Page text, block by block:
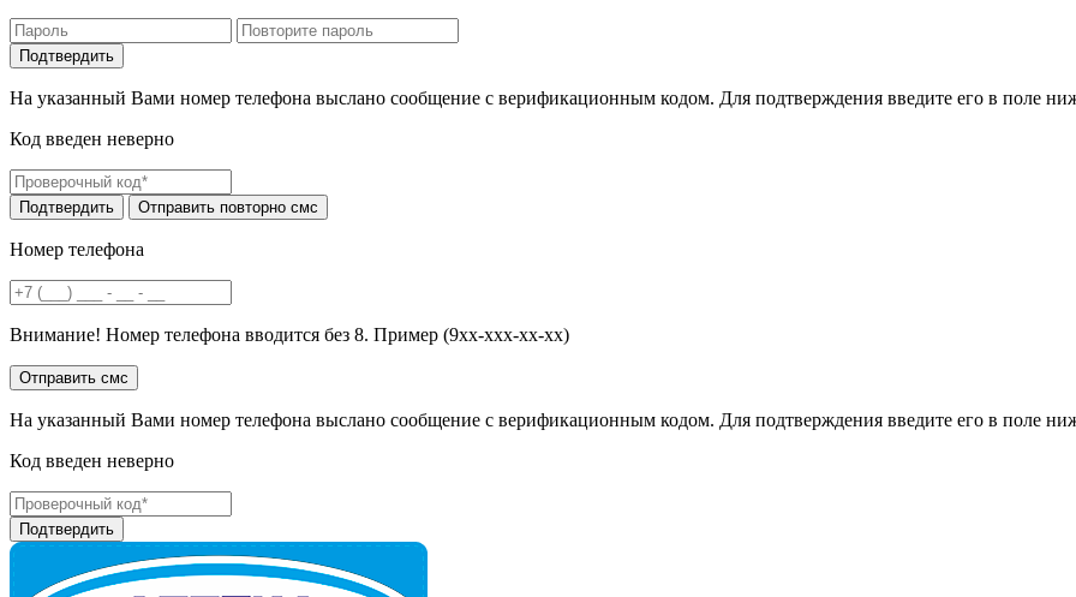
На указанный Вами номер телефона выслано сообщение с верификационным кодом. Для подтверждения введите его в поле
Код введен неверно
Номер телефона
Внимание! Номер телефона вводится без 8. Пример (9хх-ххх-хх-хх)
На указанный Вами номер телефона выслано сообщение с верификационным кодом. Для подтверждения введите его в поле
Код введен неверно